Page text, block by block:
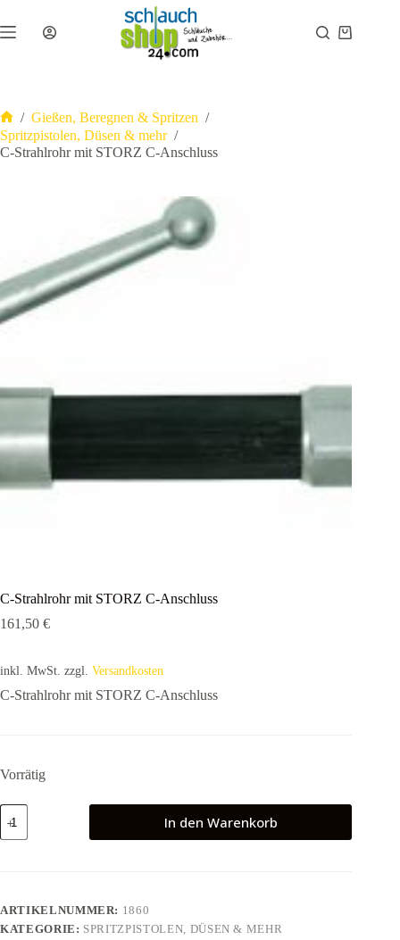
Inhalt
springen
Warenkorb
Start
/ Gießen, Beregnen & Spritzen /
Spritzpistolen, Düsen & mehr /
C-Strahlrohr mit STORZ C-Anschluss
C-Strahlrohr mit STORZ C-Anschluss
161,50 €
inkl. MwSt. zzgl. Versandkosten
C-Strahlrohr mit STORZ C-Anschluss
Vorrätig
C-
Strahlrohr
mit
In den Warenkorb
ARTIKELNUMMER: 1860
KATEGORIE: SPRITZPISTOLEN, DÜSEN & MEHR